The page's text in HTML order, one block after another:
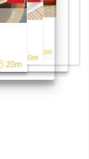
20m
40m
55m